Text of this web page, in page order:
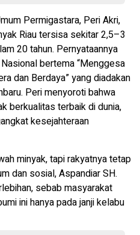
Permigastara, Peri Akri,
Riau tersisa sekitar 2,5–3
20 tahun. Pernyataannya
bertema “Menggesa
dan Berdaya” yang diadakan
Peri menyoroti bahwa
berkualitas terbaik di dunia,
kesejahteraan
minyak, tapi rakyatnya tetap
dan sosial, Aspandiar SH.
sebab masyarakat
ini hanya pada janji kelabu